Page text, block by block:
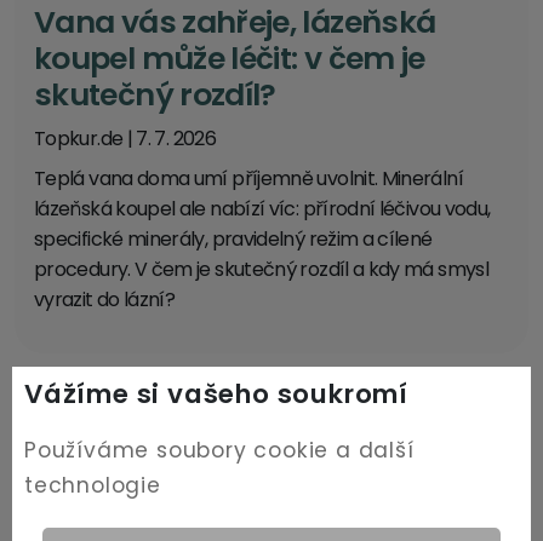
Vana vás zahřeje, lázeňská
koupel může léčit: v čem je
skutečný rozdíl?
Topkur.de | 7. 7. 2026
Teplá vana doma umí příjemně uvolnit. Minerální
lázeňská koupel ale nabízí víc: přírodní léčivou vodu,
specifické minerály, pravidelný režim a cílené
procedury. V čem je skutečný rozdíl a kdy má smysl
vyrazit do lázní?
Vážíme si vašeho soukromí
Používáme soubory cookie a další
technologie